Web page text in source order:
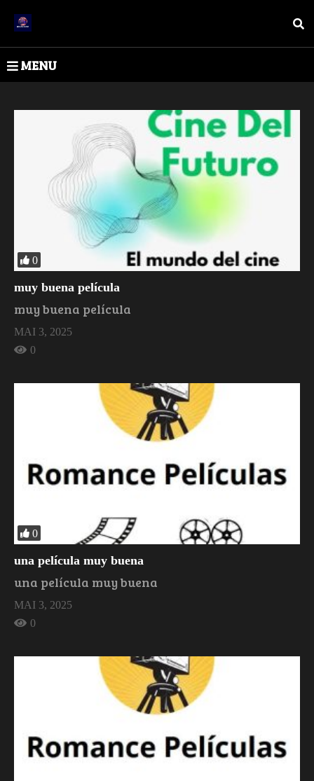
MENU
0
muy buena película
muy buena película
MAI 3, 2025
0
0
una película muy buena
una película muy buena
MAI 3, 2025
0